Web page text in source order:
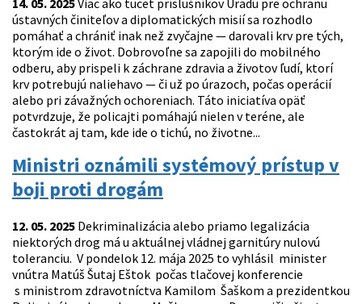
14. 05. 2025Viac ako tucet príslušníkov Úradu pre ochranu
ústavných činiteľov a diplomatických misií sa rozhodlo
pomáhať a chrániť inak než zvyčajne — darovali krv pre tých,
ktorým ide o život. Dobrovoľne sa zapojili do mobilného
odberu, aby prispeli k záchrane zdravia a životov ľudí, ktorí
krv potrebujú naliehavo — či už po úrazoch, počas operácií
alebo pri závažných ochoreniach. Táto iniciatíva opäť
potvrdzuje, že policajti pomáhajú nielen v teréne, ale
častokrát aj tam, kde ide o tichú, no životne...
Ministri oznámili systémový prístup v
boji proti drogám
12. 05. 2025 Dekriminalizácia alebo priamo legalizácia
niektorých drog má u aktuálnej vládnej garnitúry nulovú
toleranciu. V pondelok 12. mája 2025 to vyhlásil minister
vnútra Matúš Šutaj Eštok počas tlačovej konferencie
s ministrom zdravotníctva Kamilom Šaškom a prezidentkou